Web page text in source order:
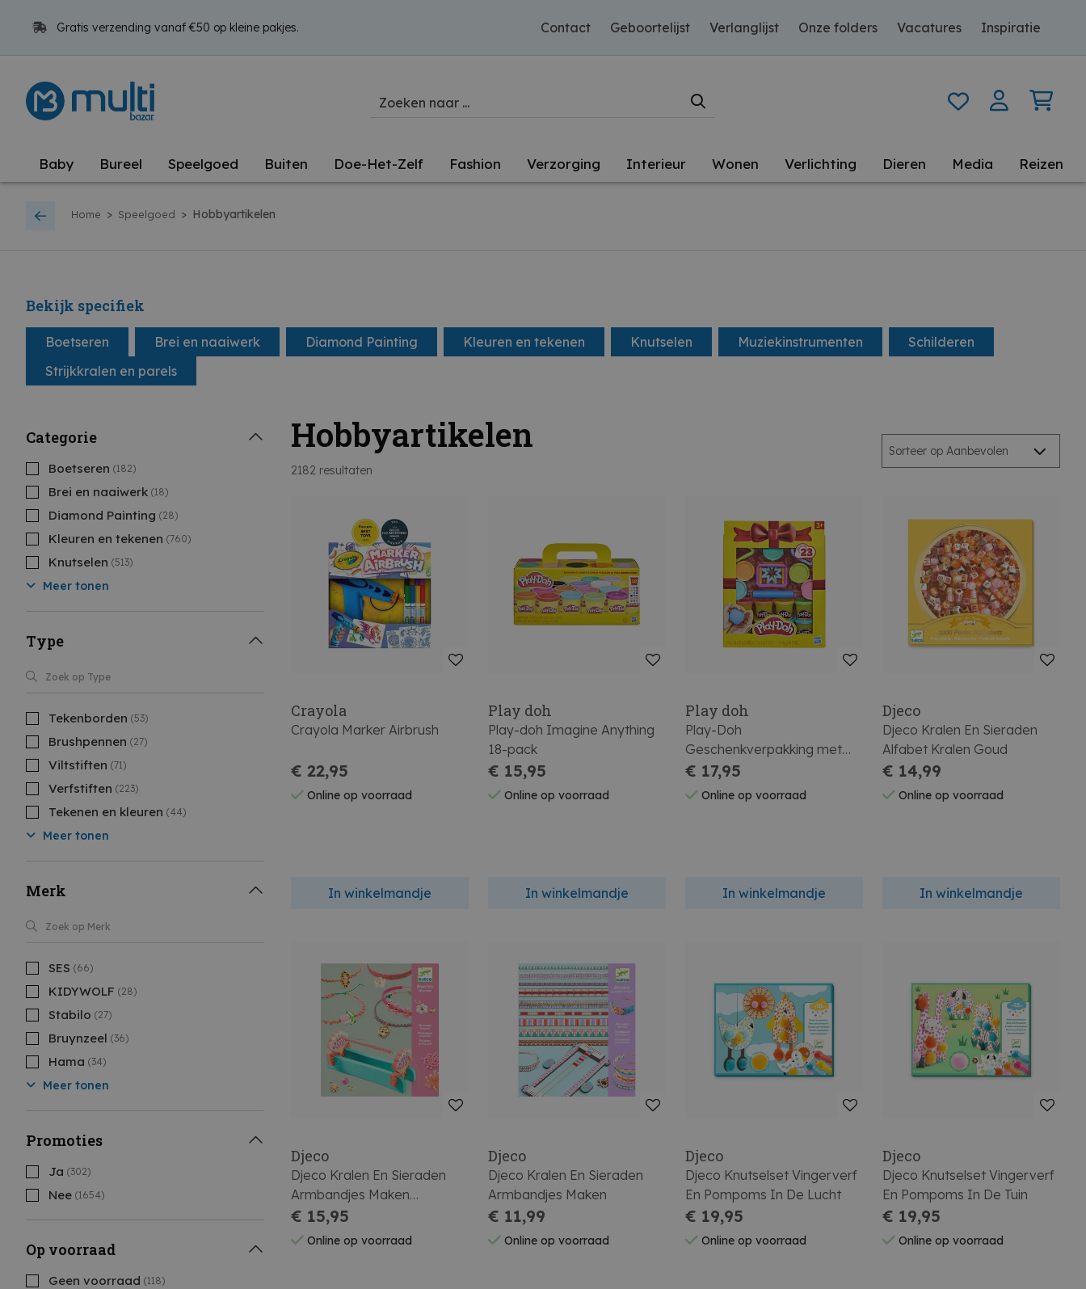
Gratis verzending vanaf €50 op kleine pakjes. Contact Geboortelijst Verlanglijst Onze folders Vacatures Inspiratie
Baby Bureel Speelgoed Buiten Doe-Het-Zelf Fashion Verzorging Interieur Wonen Verlichting Dieren Media Reizen
Home > Speelgoed > Hobbyartikelen
Bekijk specifiek
Boetseren Brei en naaiwerk Diamond Painting Kleuren en tekenen Knutselen Muziekinstrumenten
Schilderen
Strijkkralen en parels
Categorie
Boetseren (182)
Brei en naaiwerk (18)
Diamond Painting (28)
Kleuren en tekenen (760)
Knutselen (513)
Meer tonen
Type
Tekenborden (53)
Brushpennen (27)
Viltstiften (71)
Verfstiften (223)
Tekenen en kleuren (44)
Meer tonen
Merk
SES (66)
KIDYWOLF (28)
Stabilo (27)
Bruynzeel (36)
Hama (34)
Meer tonen
Promoties
Ja (302)
Nee (1654)
Op voorraad
Geen voorraad (118)
Hobbyartikelen
2182 resultaten
Crayola
Crayola Marker Airbrush
€ 22,95
Online op voorraad
In winkelmandje
Play doh
Play-doh Imagine Anything
18-pack
€ 15,95
Online op voorraad
In winkelmandje
Play doh
Play-Doh
Geschenkverpakking met
klei en gereedschap
€ 17,95
Online op voorraad
In winkelmandje
Djeco
Djeco Kralen En Sieraden
Alfabet Kralen Goud
€ 14,99
Online op voorraad
In winkelmandje
Djeco
Djeco Kralen En Sieraden
Armbandjes Maken
Macramé Roze
€ 15,95
Online op voorraad
Djeco
Djeco Kralen En Sieraden
Armbandjes Maken
€ 11,99
Online op voorraad
Djeco
Djeco Knutselset Vingerverf
En Pompoms In De Lucht
€ 19,95
Online op voorraad
Djeco
Djeco Knutselset Vingerverf
En Pompoms In De Tuin
€ 19,95
Online op voorraad